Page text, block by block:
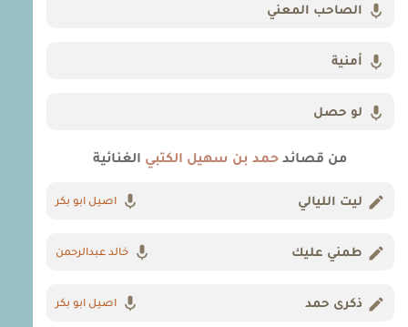
الصاحب المعني
أمنية
لو حصل
من قصائد حمد بن سهيل الكتبي الغنائية
ليت الليالي اصيل ابو بكر
طمني عليك خالد عبدالرحمن
ذكرى حمد اصيل ابو بكر